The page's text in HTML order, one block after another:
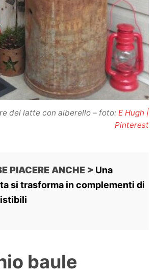
del latte con alberello – foto: E Hugh |
Pinterest
PIACERE ANCHE > Una
si trasforma in complementi di
baule